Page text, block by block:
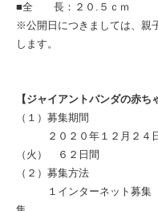
■全 長：２０.５ｃｍ
※公開日につきましては、親
します。
【ジャイアントパンダの赤ち
（１）募集期間
２０２０年１２月２４日
（火） ６２日間
（２）募集方法
１インターネット募集